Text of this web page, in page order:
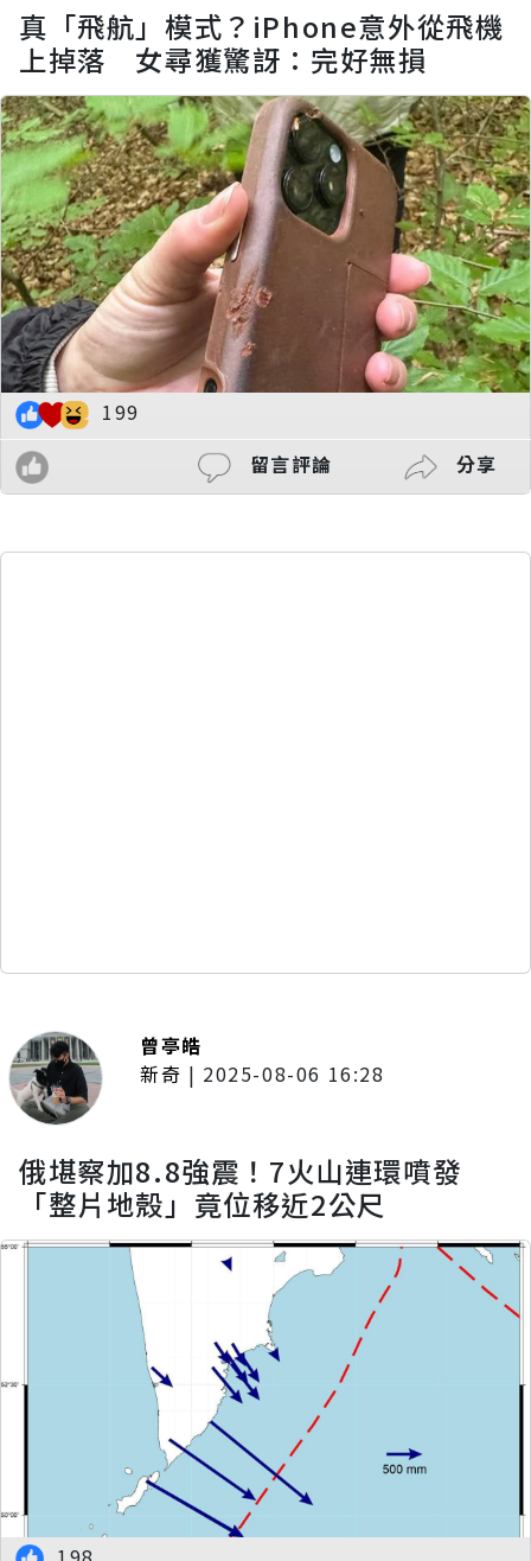
真「飛航」模式？iPhone意外從飛機
上掉落 女尋獲驚訝：完好無損
199
留言評論
分享
曾亭皓
新奇 | 2025-08-06 16:28
俄堪察加8.8強震！7火山連環噴發
「整片地殼」竟位移近2公尺